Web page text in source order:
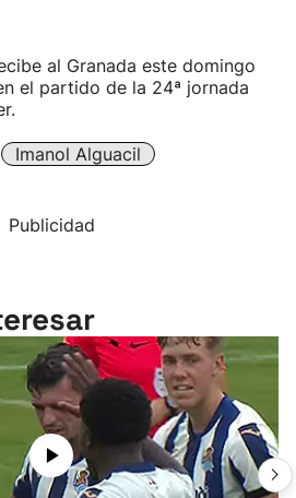
al Granada este domingo
el partido de la 24ª jornada
Imanol Alguacil
Publicidad